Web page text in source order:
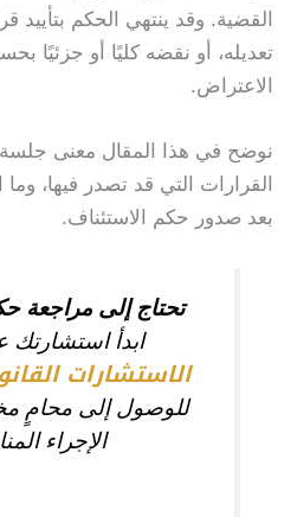
القضية. وقد ينتهي الحكم بتأييد
تعديله، أو نقضه كليًا أو جزئيًا
الاعتراض.
نوضح في هذا المقال معنى جلسة
القرارات التي قد تصدر فيها، وما
بعد صدور حكم الاستئناف.
تحتاج إلى مراجعة
ابدأ استشارتك
الاستشارات
للوصول إلى محامٍ
الإجراء